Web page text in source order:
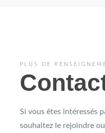
PLUS DE
Si vous êtes intéressés
souhaitez le rejoindre